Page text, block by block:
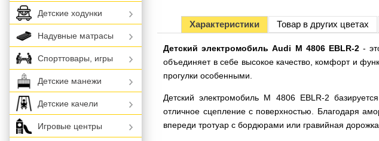
Характеристики Товар в других цветах
Детский электромобиль Audi M 4806 EBLR-2-
объединяет в себе высокое качество, комфорт и
прогулки особенными.
Детский электромобиль M 4806 EBLR-2
отличное сцепление с поверхностью. Благодаря
впереди тротуар с бордюрами или гравийная дорожка.
Детские ходунки
Надувные матрасы
Спорттовары, игры
Детские манежи
Детские качели
Игровые центры